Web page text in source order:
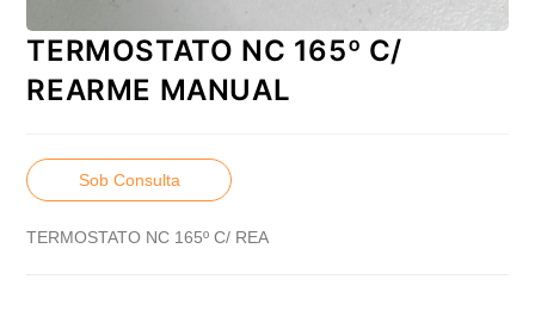
TERMOSTATO NC 165º C/
REARME MANUAL
Sob Consulta
TERMOSTATO NC 165º C/ REA